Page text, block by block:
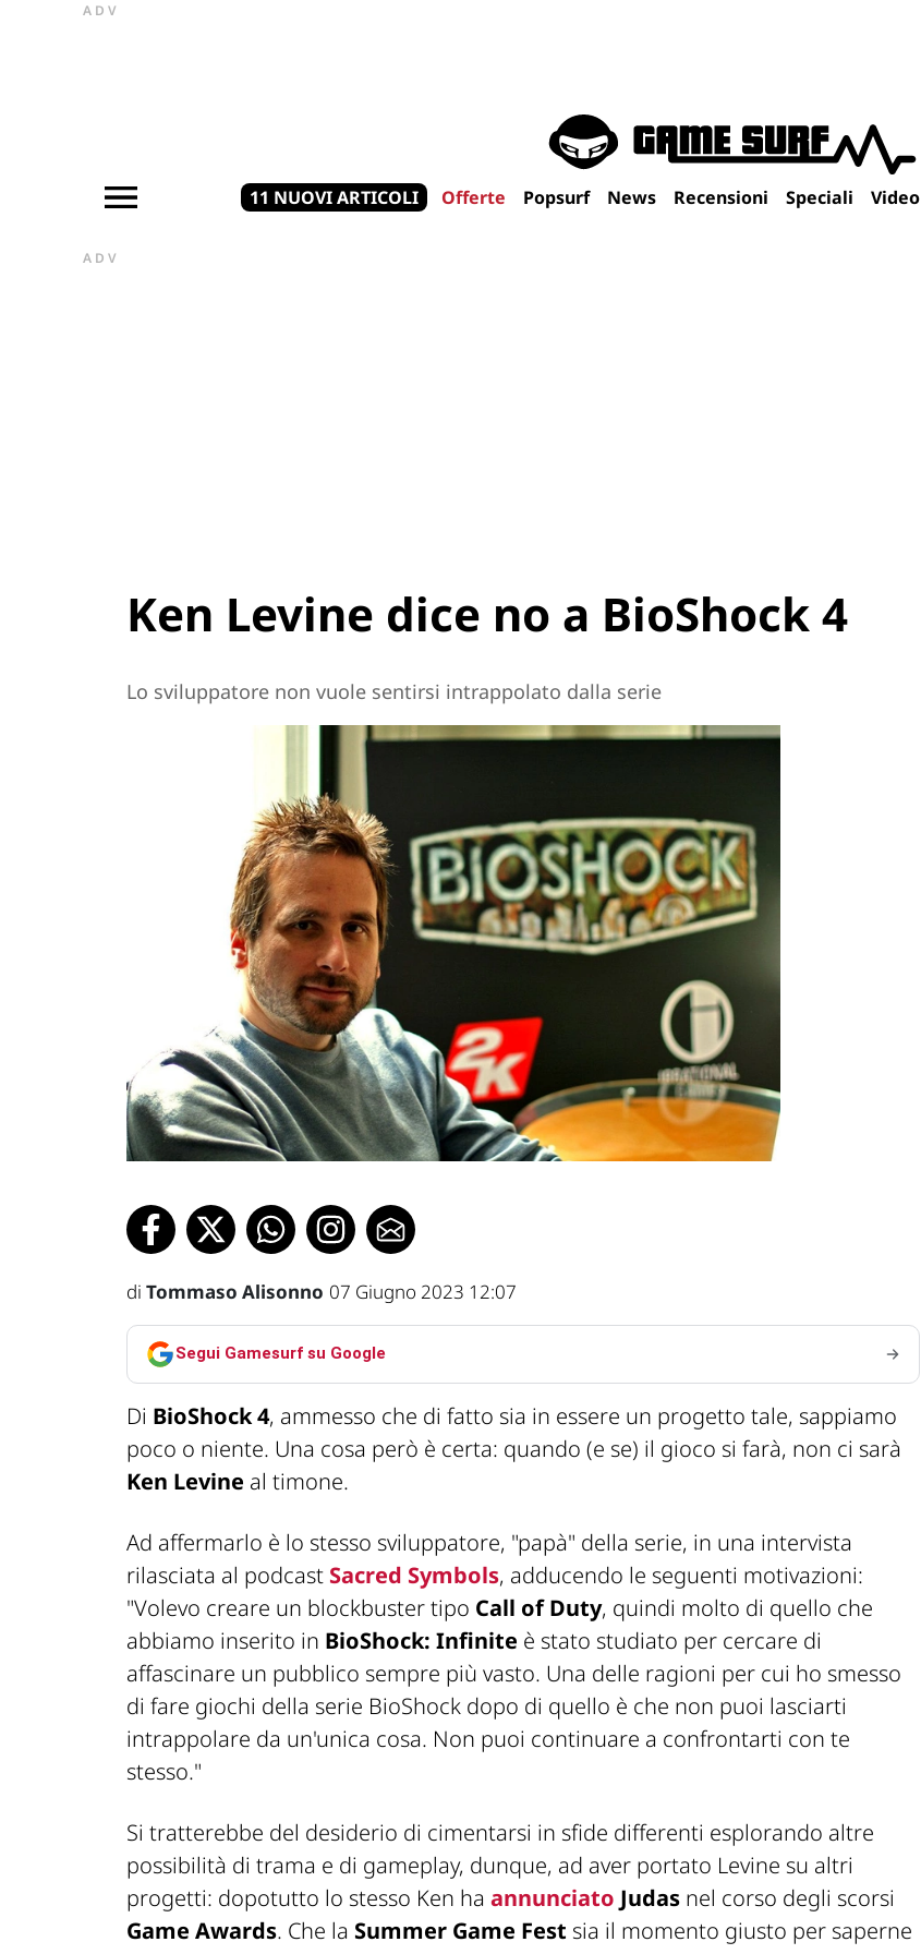
ADV
11 NUOVI ARTICOLI Offerte Popsurf News Recensioni Speciali Video
ADV
Ken Levine dice no a BioShock 4
Lo sviluppatore non vuole sentirsi intrappolato dalla serie
di Tommaso Alisonno 07 Giugno 2023 12:07
Segui Gamesurf su Google
Di BioShock 4, ammesso che di fatto sia in essere un progetto tale, sappiamo
poco o niente. Una cosa però è certa: quando (e se) il gioco si farà, non ci sarà
Ken Levine al timone.
Ad affermarlo è lo stesso sviluppatore, "papà" della serie, in una intervista
rilasciata al podcast Sacred Symbols, adducendo le seguenti motivazioni:
"Volevo creare un blockbuster tipo Call of Duty, quindi molto di quello che
abbiamo inserito in BioShock: Infinite è stato studiato per cercare di
affascinare un pubblico sempre più vasto. Una delle ragioni per cui ho smesso
di fare giochi della serie BioShock dopo di quello è che non puoi lasciarti
intrappolare da un'unica cosa. Non puoi continuare a confrontarti con te
stesso."
Si tratterebbe del desiderio di cimentarsi in sfide differenti esplorando altre
possibilità di trama e di gameplay, dunque, ad aver portato Levine su altri
progetti: dopotutto lo stesso Ken ha annunciato Judas nel corso degli scorsi
Game Awards. Che la Summer Game Fest sia il momento giusto per saperne